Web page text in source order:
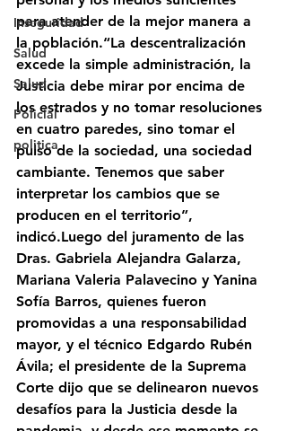
Inseguridad
Salud
Salud
Policial
politica
para atender de la mejor manera a
la población.“La descentralización
excede la simple administración, la
Justicia debe mirar por encima de
los estrados y no tomar resoluciones
en cuatro paredes, sino tomar el
pulso de la sociedad, una sociedad
cambiante. Tenemos que saber
interpretar los cambios que se
producen en el territorio”,
indicó.Luego del juramento de las
Dras. Gabriela Alejandra Galarza,
Mariana Valeria Palavecino y Yanina
Sofía Barros, quienes fueron
promovidas a una responsabilidad
mayor, y el técnico Edgardo Rubén
Ávila; el presidente de la Suprema
Corte dijo que se delinearon nuevos
desafíos para la Justicia desde la